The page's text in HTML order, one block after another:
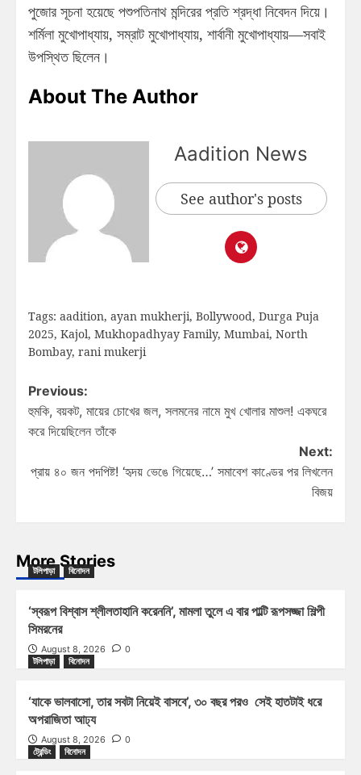
পুজোর সূচনা হয়েছে পশুপতিনাথ মন্দিরের প্রতি শ্রদ্ধা নিবেদন দিয়ে।
শর্মিলা মুখোপাধ্যায়, সম্রাট মুখোপাধ্যায়, শার্বানী মুখোপাধ্যায়—সবাই
উপস্থিত ছিলেন।
About The Author
Aadition News
See author's posts
Tags: aadition, ayan mukherji, Bollywood, Durga Puja
2025, Kajol, Mukhopadhyay Family, Mumbai, North
Bombay, rani mukerji
Previous:
হুমকি, বয়কট, মায়ের চোখের জল, সলমনের নামে মুখ খোলার মাশুল! একঘরে
করে দিয়েছিলেন তাঁকে
Next:
প্রায় ৪০ জন পদপিষ্ট! ‘হৃদয় ভেঙে গিয়েছে…’ সমাবেশ কাণ্ডের পর লিখলেন
বিজয়
More Stories
টলিপাড়া বিনোদন
‘স্বরূপ বিশ্বাস শ্লীলতাহানি করেননি’, মামলা তুলে এ বার পাল্টি রূপসজ্জা শিল্পী
সিমরনের
August 8, 2026
0
টলিপাড়া
বিনোদন
‘যাকে ভালবাসো, তার সবটা নিয়েই বাসবে’, ৩০ বছর পরও সেই হাতটাই ধরে
অপরাজিতা আঢ্য
August 8, 2026
0
ট্রেন্ডিং
বিনোদন